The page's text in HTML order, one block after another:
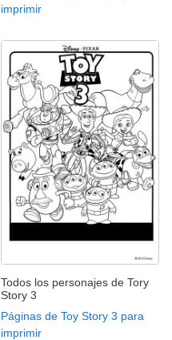
imprimir
Todos los personajes de Tory
Story 3
Páginas de Toy Story 3 para
imprimir